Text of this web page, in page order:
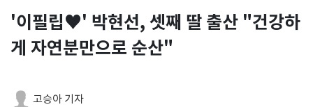
'이필립♥' 박현선, 셋째 딸 출산 "건강하
게 자연분만으로 순산"
고승아 기자